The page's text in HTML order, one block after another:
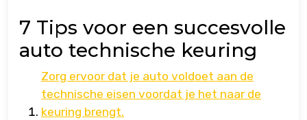
7 Tips voor een succesvolle
auto technische keuring
Zorg ervoor dat je auto voldoet aan de
technische eisen voordat je het naar de
keuring brengt.